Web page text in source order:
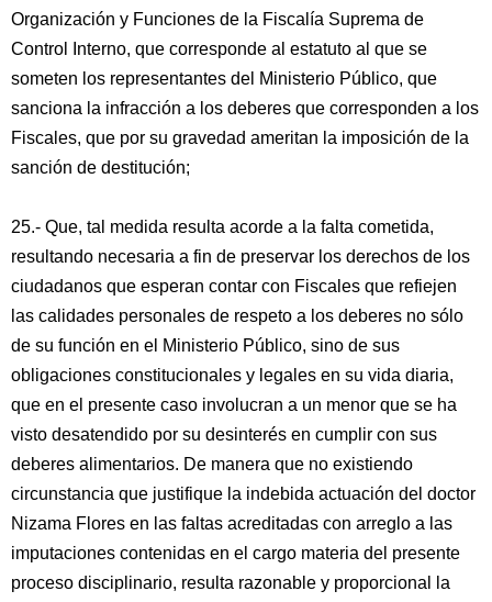
Organización y Funciones de la Fiscalía Suprema de
Control Interno, que corresponde al estatuto al que se
someten los representantes del Ministerio Público, que
sanciona la infracción a los deberes que corresponden a los
Fiscales, que por su gravedad ameritan la imposición de la
sanción de destitución;
25.- Que, tal medida resulta acorde a la falta cometida,
resultando necesaria a fin de preservar los derechos de los
ciudadanos que esperan contar con Fiscales que refiejen
las calidades personales de respeto a los deberes no sólo
de su función en el Ministerio Público, sino de sus
obligaciones constitucionales y legales en su vida diaria,
que en el presente caso involucran a un menor que se ha
visto desatendido por su desinterés en cumplir con sus
deberes alimentarios. De manera que no existiendo
circunstancia que justifique la indebida actuación del doctor
Nizama Flores en las faltas acreditadas con arreglo a las
imputaciones contenidas en el cargo materia del presente
proceso disciplinario, resulta razonable y proporcional la